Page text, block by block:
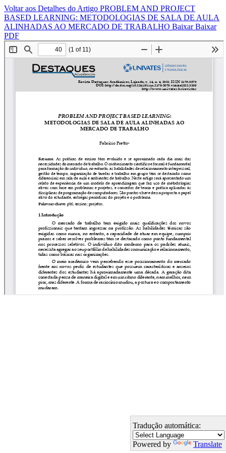
Voltar aos Detalhes do Artigo PROBLEM AND PROJECT
BASED LEARNING: METODOLOGIAS DE SALA DE AULA
ALINHADAS AO MERCADO DE TRABALHO BaixarBaixar
PDF
Tradução automática:
Powered by Translate